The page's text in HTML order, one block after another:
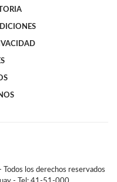
Todos los derechos reservados